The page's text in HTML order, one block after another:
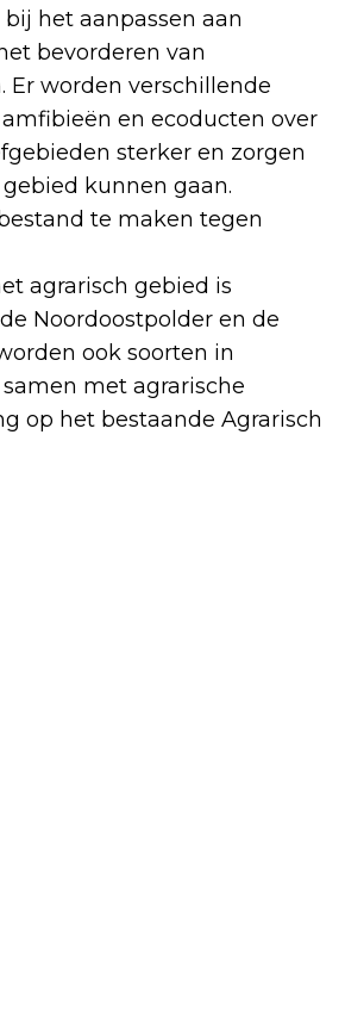
het aanpassen aan
bevorderen van
worden verschillende
en ecoducten over
sterker en zorgen
kunnen gaan.
te maken tegen
agrarisch gebied is
Noordoostpolder en de
ook soorten in
met agrarische
op het bestaande Agrarisch